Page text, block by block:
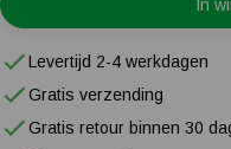
In
Levertijd 2-4 werkdagen
Gratis verzending
Gratis retour binnen 30